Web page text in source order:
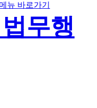
뉴 바로가기